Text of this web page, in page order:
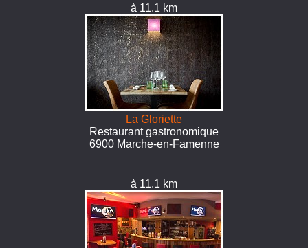
à 11.1 km
La Gloriette
Restaurant gastronomique
6900 Marche-en-Famenne
à 11.1 km